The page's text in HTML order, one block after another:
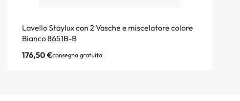
Lavello Staylux con 2 Vasche e miscelatore colore
Bianco 8651B-B
176,50€consegna gratuita